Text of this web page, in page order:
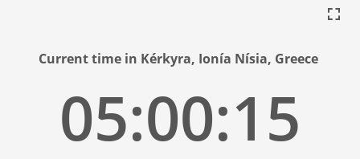
Current time in Kérkyra, Ionía Nísia, Greece
05:00:16